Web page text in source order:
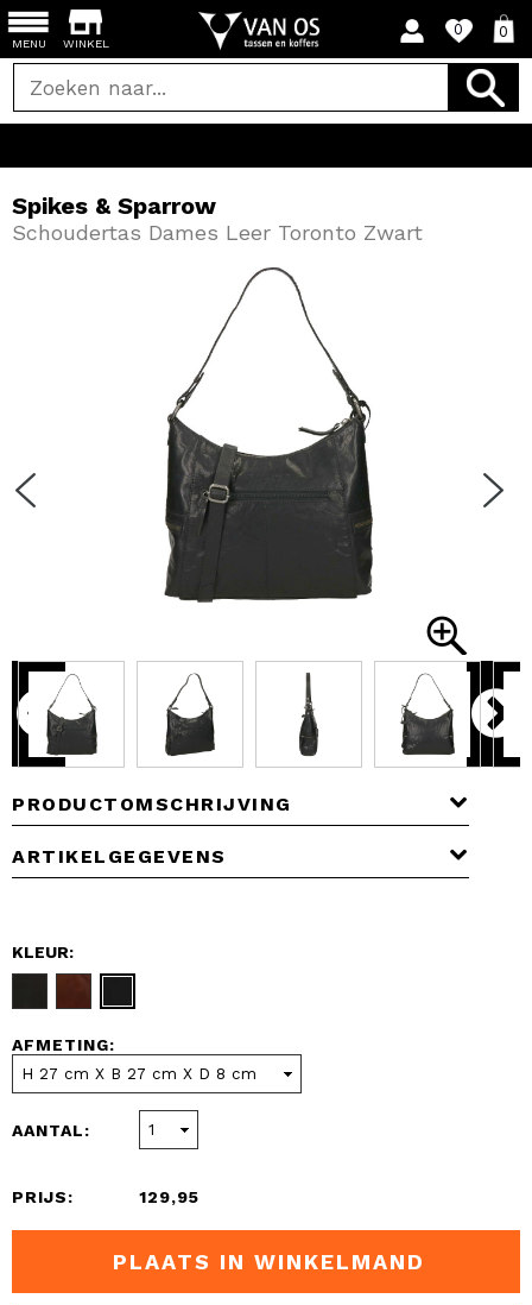
WINKEL
0 0
MENU
PRODUCTOMSCHRIJVING
ARTIKELGEGEVENS
Spikes & Sparrow
Schoudertas Dames Leer Toronto Zwart
KLEUR:
AFMETING:
AANTAL:
PRIJS: 129,95
PLAATS IN WINKELMAND